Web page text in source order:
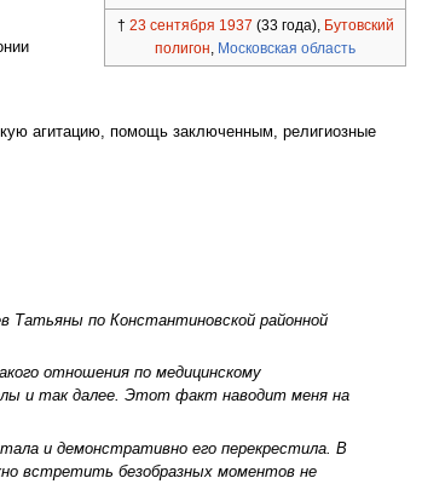
† 23 сентября 1937 (33 года), Бутовский
полигон, Московская область
агитацию, помощь заключенным, религиозные
Татьяны по Константиновской районной
отношения по медицинскому
и так далее. Этот факт наводит меня на
и демонстративно его перекрестила. В
встретить безобразных моментов не